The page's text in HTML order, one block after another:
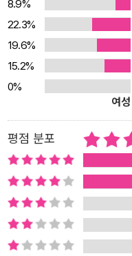
의 뜨거운 주목을 받았으며,
었다. “키스의 맛으로 사랑이 결정된다.” 뇌와 호르몬으로 꿰뚫어 보
는 남자의 본심 뇌과학으로 이해하는 남자를 향한 오해들 그는 그녀
의 체취를 맡을 수 있을 만
으로 뇌에 즉각 메시지를 보
적으로도 잘 어울릴 여자야
달한다. 스위스 연구진이 페
고 연구한 결과, 유전적으로
은 냄새를 맡았다. 만약 당신
겼다면 그는 이유도 모른 채
자책하지 않아도 된다. 이것
적인지 아닌지의 문제가 아
왕실에서 근친혼으로 출생
8.9%
22.3%
19.6%
15.2%
0%
여성
평점 분포